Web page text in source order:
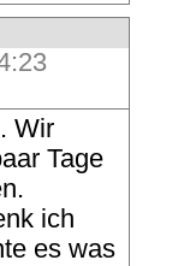
Wir
Tage
ich
es was